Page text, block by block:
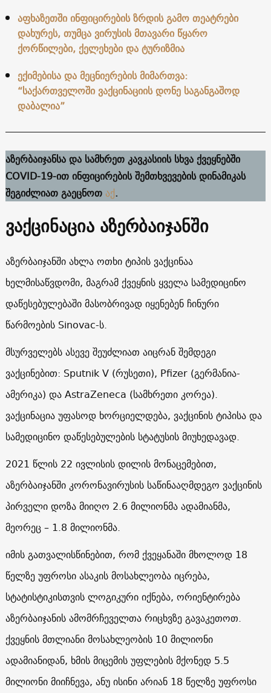
აფხაზეთში ინფიცირების ზრდის გამო თეატრები
დახურეს, თუმცა ვირუსის მთავარი წყარო
ქორწილები, ქელეხები და ტურიზმია
ექიმებისა და მეცნიერების მიმართვა:
“საქართველოში ვაქცინაციის დონე საგანგაშოდ
დაბალია”
აზერბაიჯანსა და სამხრეთ კავკასიის სხვა ქვეყნებში
COVID-19-ით ინფიცირების შემთხვევების დინამიკას
შეგიძლიათ გაეცნოთ აქ.
ვაქცინაცია აზერბაიჯანში
აზერბაიჯანში ახლა ოთხი ტიპის ვაქცინაა
ხელმისაწვდომი, მაგრამ ქვეყნის ყველა სამედიცინო
დაწესებულებაში მასობრივად იყენებენ ჩინური
წარმოების Sinovac-ს.
მსურველებს ასევე შეუძლიათ აიცრან შემდეგი
ვაქცინებით: Sputnik V (რუსეთი), Pfizer (გერმანია-
ამერიკა) და AstraZeneca (სამხრეთი კორეა).
ვაქცინაცია უფასოდ ხორციელდება, ვაქცინის ტიპისა და
სამედიცინო დაწესებულების სტატუსის მიუხედავად.
2021 წლის 22 ივლისის დილის მონაცემებით,
აზერბაიჯანში კორონავირუსის საწინააღმდეგო ვაქცინის
პირველი დოზა მიიღო 2.6 მილიონმა ადამიანმა,
მეორეც – 1.8 მილიონმა.
იმის გათვალისწინებით, რომ ქვეყანაში მხოლოდ 18
წელზე უფროსი ასაკის მოსახლეობა იცრება,
სტატისტიკისთვის ლოგიკური იქნება, ორიენტირება
აზერბაიჯანის ამომრჩეველთა რიცხვზე გავაკეთოთ.
ქვეყნის მთლიანი მოსახლეობის 10 მილიონი
ადამიანიდან, ხმის მიცემის უფლების მქონედ 5.5
მილიონი მიიჩნევა, ანუ ისინი არიან 18 წელზე უფროსი